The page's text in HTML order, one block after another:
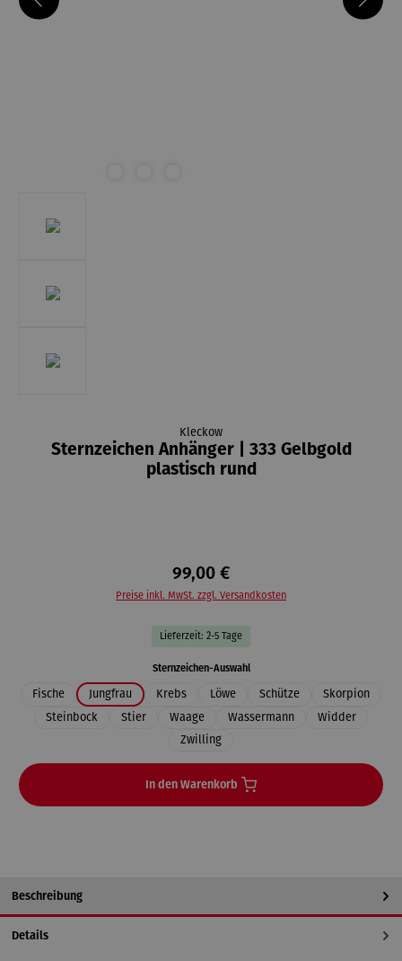
Kleckow
Sternzeichen Anhänger | 333 Gelbgold
plastisch rund
99,00 €
Preise inkl. MwSt. zzgl. Versandkosten
Lieferzeit: 2-5 Tage
Sternzeichen-Auswahlauswählen
Fische Jungfrau Krebs Löwe Schütze
Skorpion
Steinbock
Stier Waage Wassermann
Widder
Zwilling
In den Warenkorb
Beschreibung
Details